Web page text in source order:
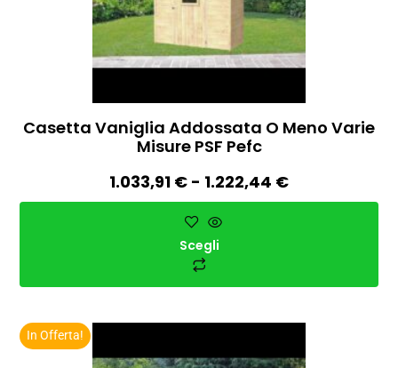
Casetta Vaniglia Addossata O Meno Varie
Misure PSF Pefc
1.033,91 € - 1.222,44 €
Scegli
In Offerta!